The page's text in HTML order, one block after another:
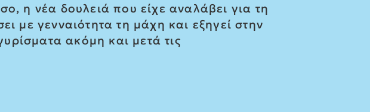
η νέα δουλειά που είχε αναλάβει για τη
με γενναιότητα τη μάχη και εξηγεί στην
ακόμη και μετά τις